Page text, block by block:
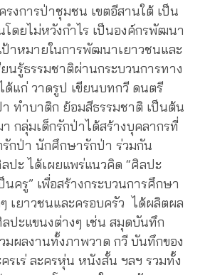
รงการป่าชุมชน เขตอีสานใต้ เป็น
โดยไม่หวังกำไร เป็นองค์กรพัฒนา
าหมายในการพัฒนาเยาวชนและ
นรู้ธรรมชาติผ่านกระบวนการทาง
แก่ วาดรูป เขียนบทกวี ดนตรี
ทำบาติก ย้อมสีธรรมชาติ เป็นต้น
กลุ่มเด็กรักป่าได้สร้างบุคลากรที่
รักป่า นักศึกษารักป่า ร่วมกัน
ะ ได้เผยแพร่แนวคิด “ศิลปะ
นครู” เพื่อสร้างกระบวนการศึกษา
เยาวชนและครอบครัว ได้ผลิตผล
ปะแขนงต่างๆ เช่น สมุดบันทึก
มผลงานทั้งภาพวาด กวี บันทึกของ
รเร่ ละครหุ่น หนังสั้น ฯลฯ รวมทั้ง